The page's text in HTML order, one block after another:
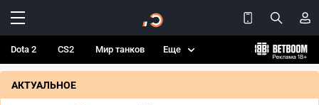
Dota 2 CS2 Мир танков Еще
АКТУАЛЬНОЕ